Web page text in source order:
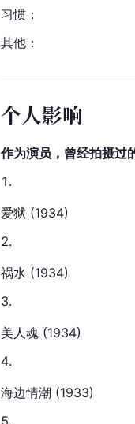
习惯：
其他：
个人影响
作为演员，曾经拍摄过
爱狱 (1934)
祸水 (1934)
美人魂 (1934)
海边情潮 (1933)